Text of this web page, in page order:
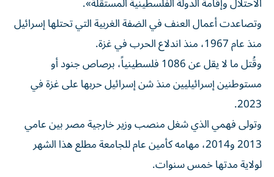
وتصاعدت أعمال العنف في الضفة الغربية التي تحتلها إسرائيل
منذ عام 1967، منذ اندلاع الحرب في غزة.
وقُتل ما لا يقل عن 1086 فلسطينياً، برصاص جنود أو
مستوطنين إسرائيليين منذ شن إسرائيل حربها على غزة في
2023.
وتولى فهمي الذي شغل منصب وزير خارجية مصر بين عامي
2013 و2014، مهامه كأمين عام للجامعة مطلع هذا الشهر
لولاية مدتها خمس سنوات.